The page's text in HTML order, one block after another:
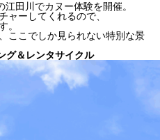
田川でカヌー体験を開催。
ャーしてくれるので、
。
ここでしか見られない特別な景
グ＆レンタサイクル